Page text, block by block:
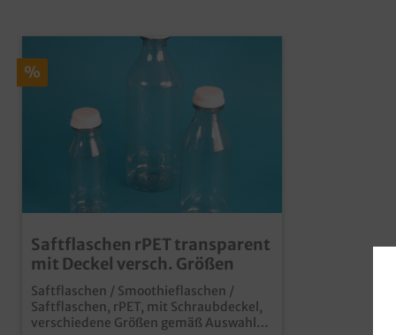
%
Saftflaschen rPET transparent
mit Deckel versch. Größen
Saftflaschen / Smoothieflaschen /
Saftflaschen, rPET, mit Schraubdeckel,
verschiedene Größen gemäß Auswahl